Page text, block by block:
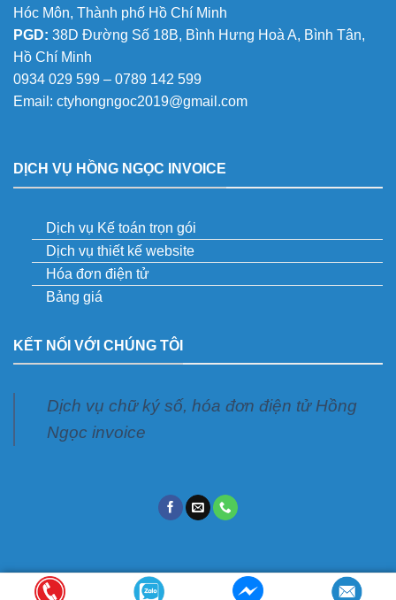
Hóc Môn, Thành phố Hồ Chí Minh
PGD: 38D Đường Số 18B, Bình Hưng Hoà A, Bình Tân,
Hồ Chí Minh
0934 029 599 – 0789 142 599
Email: ctyhongngoc2019@gmail.com
DỊCH VỤ HỒNG NGỌC INVOICE
Dịch vụ Kế toán trọn gói
Dịch vụ thiết kế website
Hóa đơn điện tử
Bảng giá
KẾT NỐI VỚI CHÚNG TÔI
Dịch vụ chữ ký số, hóa đơn điện tử Hồng
Ngọc invoice